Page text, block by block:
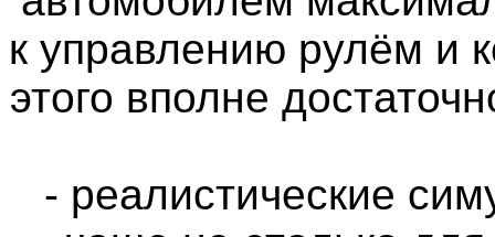
к управлению рулём и
этого вполне
- реалистические